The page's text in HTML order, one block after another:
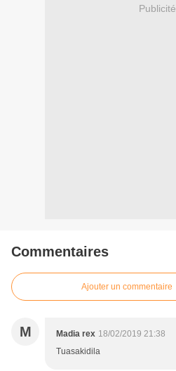
Publicité
Commentaires
Ajouter un commentaire
M Madia rex 18/02/2019 21:38
Tuasakidila